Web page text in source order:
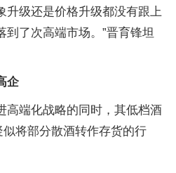
升级还是价格升级都没有跟上
到了次高端市场。”晋育锋坦
企
高端化战略的同时，其低档酒
将部分散酒转作存货的行